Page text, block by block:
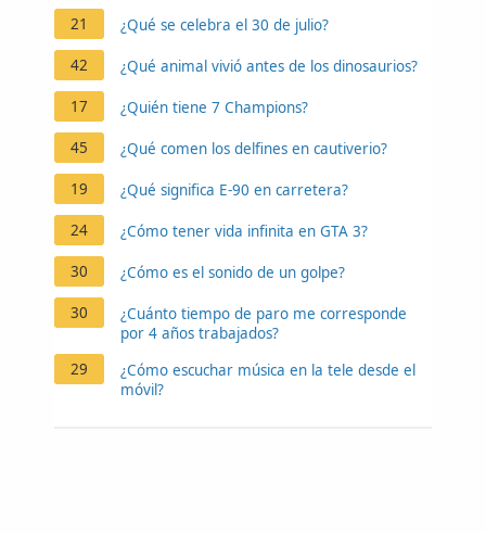
21 ¿Qué se celebra el 30 de julio?
42 ¿Qué animal vivió antes de los dinosaurios?
17 ¿Quién tiene 7 Champions?
45 ¿Qué comen los delfines en cautiverio?
19 ¿Qué significa E-90 en carretera?
24 ¿Cómo tener vida infinita en GTA 3?
30 ¿Cómo es el sonido de un golpe?
30
¿Cuánto tiempo de paro me corresponde
por 4 años trabajados?
29
¿Cómo escuchar música en la tele desde el
móvil?